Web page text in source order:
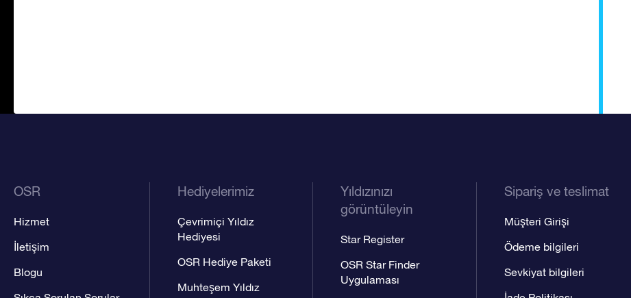
OSR
Hizmet
İletişim
Blogu
Hediyelerimiz
Çevrimiçi Yıldız
Hediyesi
OSR Hediye Paketi
Muhteşem Yıldız
Yıldızınızı
görüntüleyin
Star Register
OSR Star Finder
Uygulaması
Sipariş ve teslimat
Müşteri Girişi
Ödeme bilgileri
Sevkiyat bilgileri